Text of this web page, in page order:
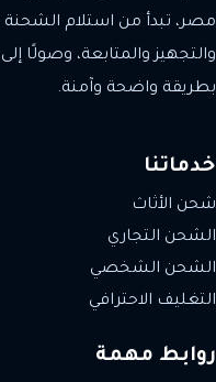
مصر، تبدأ من استلام الشحنة
والتجهيز والمتابعة، وصولًا
بطريقة واضحة وآمنة.
خدماتنا
شحن الأثاث
الشحن التجاري
الشحن الشخصي
التغليف الاحترافي
روابط مهمة